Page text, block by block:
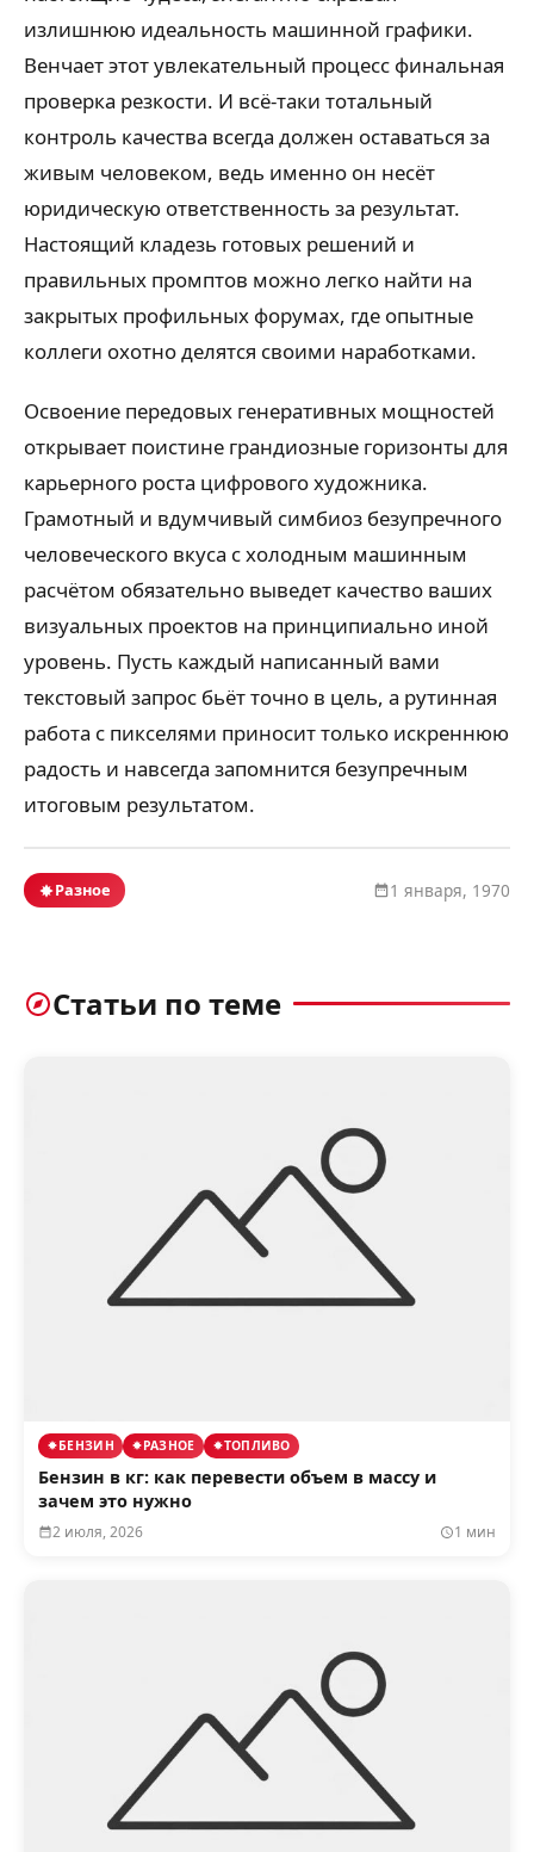
излишнюю идеальность машинной графики.
Венчает этот увлекательный процесс финальная
проверка резкости. И всё-таки тотальный
контроль качества всегда должен оставаться за
живым человеком, ведь именно он несёт
юридическую ответственность за результат.
Настоящий кладезь готовых решений и
правильных промптов можно легко найти на
закрытых профильных форумах, где опытные
коллеги охотно делятся своими наработками.
Освоение передовых генеративных мощностей
открывает поистине грандиозные горизонты для
карьерного роста цифрового художника.
Грамотный и вдумчивый симбиоз безупречного
человеческого вкуса с холодным машинным
расчётом обязательно выведет качество ваших
визуальных проектов на принципиально иной
уровень. Пусть каждый написанный вами
текстовый запрос бьёт точно в цель, а рутинная
работа с пикселями приносит только искреннюю
радость и навсегда запомнится безупречным
итоговым результатом.
Разное 1 января, 1970
Статьи по теме
БЕНЗИН РАЗНОЕ ТОПЛИВО
Бензин в кг: как перевести объем в массу и
зачем это нужно
2 июля, 2026 1 мин